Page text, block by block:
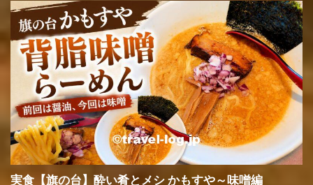
実食【旗の台】酔い肴とメシ かもすや～味噌編